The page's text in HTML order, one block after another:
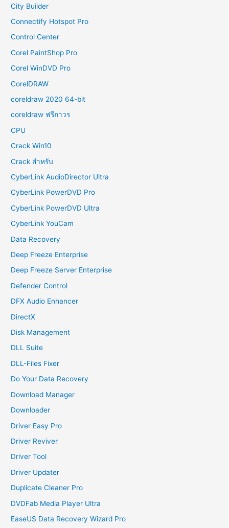
City Builder
Connectify Hotspot Pro
Control Center
Corel PaintShop Pro
Corel WinDVD Pro
CorelDRAW
coreldraw 2020 64-bit
coreldraw ฟรีถาวร
CPU
Crack Win10
Crack สำหรับ
CyberLink AudioDirector Ultra
CyberLink PowerDVD Pro
CyberLink PowerDVD Ultra
CyberLink YouCam
Data Recovery
Deep Freeze Enterprise
Deep Freeze Server Enterprise
Defender Control
DFX Audio Enhancer
DirectX
Disk Management
DLL Suite
DLL-Files Fixer
Do Your Data Recovery
Download Manager
Downloader
Driver Easy Pro
Driver Reviver
Driver Tool
Driver Updater
Duplicate Cleaner Pro
DVDFab Media Player Ultra
EaseUS Data Recovery Wizard Pro